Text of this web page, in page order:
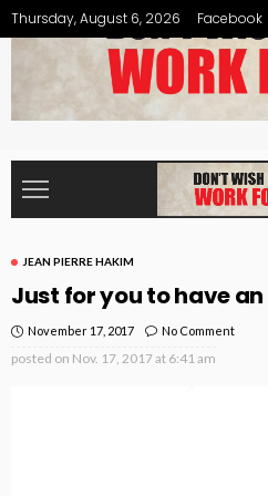
Thursday, August 6, 2026 Facebook
JEAN PIERRE HAKIM
Just for you to have
November 17, 2017 No Comment
posted on Nov. 17, 2017 at 6:41 am